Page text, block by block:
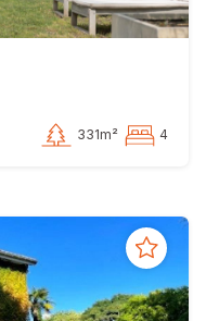
331m² 4